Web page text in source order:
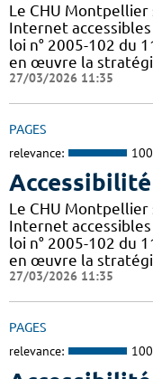
Le CHU Montpellier
Internet
loi n° 2005-102 du
en œuvre la
27/03/2026 11:35
PAGES
relevance:
Accessibilité
Le CHU Montpellier
Internet
loi n° 2005-102 du
en œuvre la
27/03/2026 11:35
PAGES
relevance: